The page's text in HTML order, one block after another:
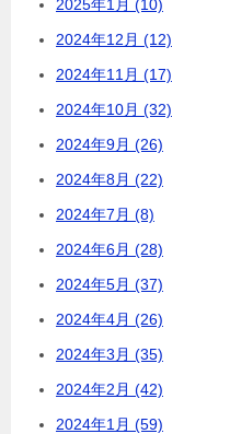
2025年1月 (10)
2024年12月 (12)
2024年11月 (17)
2024年10月 (32)
2024年9月 (26)
2024年8月 (22)
2024年7月 (8)
2024年6月 (28)
2024年5月 (37)
2024年4月 (26)
2024年3月 (35)
2024年2月 (42)
2024年1月 (59)